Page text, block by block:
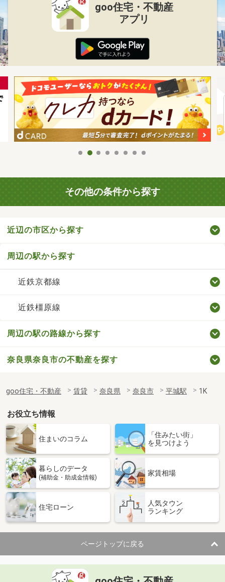
goo住宅・不動産
アプリ
その他の条件から探す
近辺の市区から探す
周辺の駅から探す
近鉄京都線
近鉄橿原線
周辺の駅の路線から探す
奈良県奈良市の不動産を探す
goo住宅・不動産 賃貸 奈良県 奈良市 平城駅 1K
お役立ち情報
住まいのコラム
「住みたい街」
を見つけよう
暮らしのデータ
(補助金・助成金情報)
家賃相場
住宅ローン
人気タウン
ランキング
ページトップに戻る